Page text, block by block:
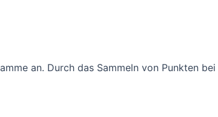
an. Durch das Sammeln von Punkten